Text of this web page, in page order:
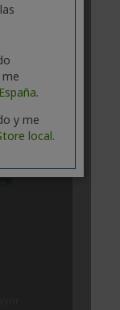
y me
local.